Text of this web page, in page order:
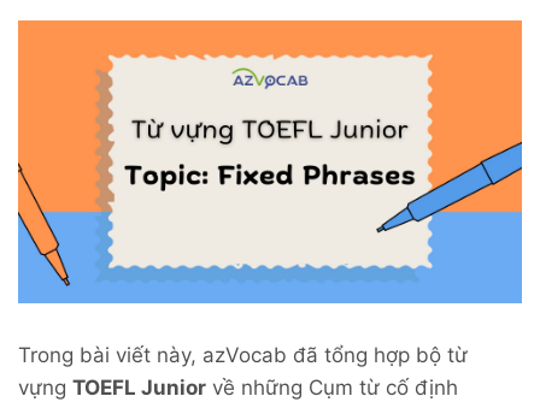
Trong bài viết này, azVocab đã tổng hợp bộ từ
vựng TOEFL Junior về những Cụm từ cố định